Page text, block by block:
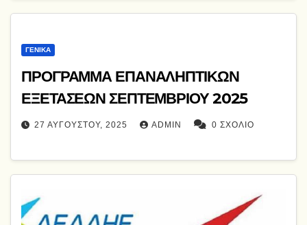
ΓΕΝΙΚΆ
ΠΡΟΓΡΑΜΜΑ ΕΠΑΝΑΛΗΠΤΙΚΩΝ
ΕΞΕΤΑΣΕΩΝ ΣΕΠΤΕΜΒΡΙΟΥ 2025
27 ΑΥΓΟΎΣΤΟΥ, 2025 ADMIN 0 ΣΧΌΛΙΟ